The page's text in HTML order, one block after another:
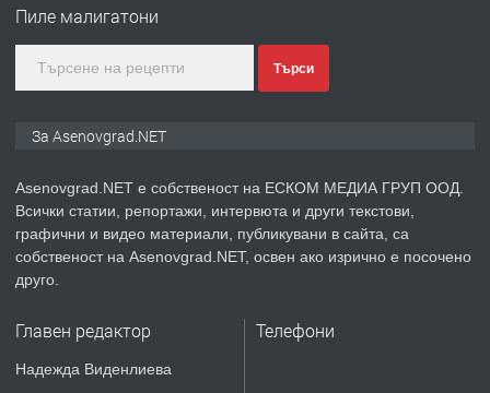
преди 2 години
ПРЕДЛАГА
Давам индивидуалани уроци по
Пиле малигатони
Търси
За Asenovgrad.NET
Asenovgrad.NET е собственост на ЕСКОМ МЕДИА ГРУП ООД.
Всички статии, репортажи, интервюта и други текстови,
графични и видео материали, публикувани в сайта, са
собственост на Asenovgrad.NET, освен ако изрично е посочено
друго.
Главен редактор
Надежда Виденлиева
Телефони